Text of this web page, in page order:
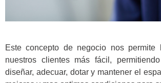
Este concepto de negocio nos
nuestros clientes más fácil,
diseñar, adecuar, dotar y mantener el